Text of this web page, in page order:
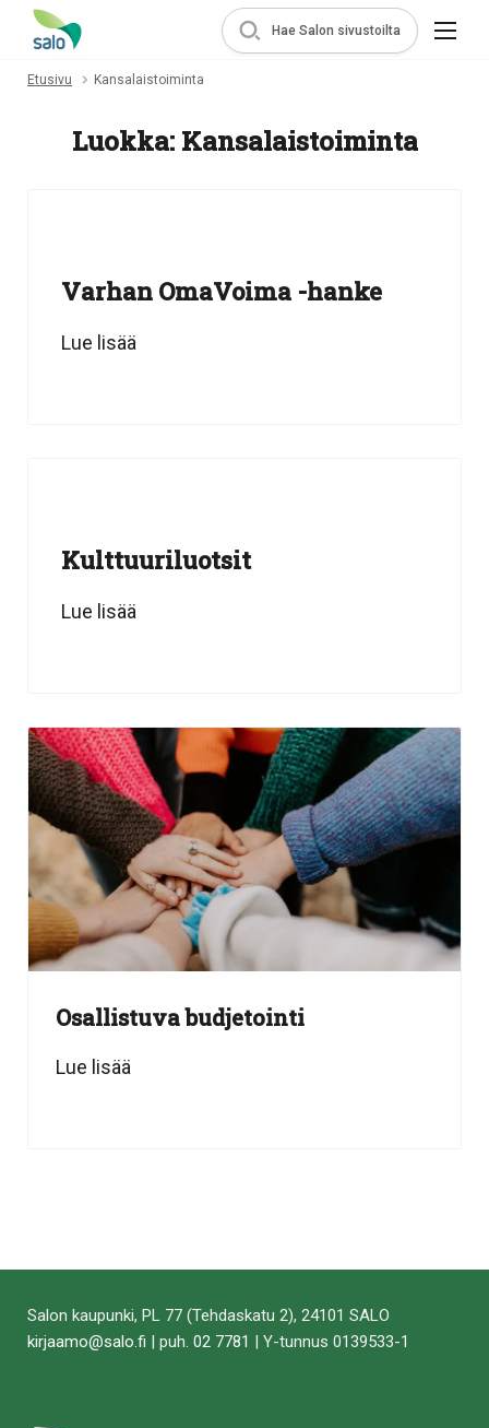
Hae Salon sivustoilta
Etusivu Kansalaistoiminta
Luokka: Kansalaistoiminta
Varhan OmaVoima -hanke
Lue lisää
Kulttuuriluotsit
Lue lisää
Osallistuva budjetointi
Lue lisää
Salon kaupunki, PL 77 (Tehdaskatu 2), 24101 SALO
kirjaamo@salo.fi | puh. 02 7781 | Y-tunnus 0139533-1